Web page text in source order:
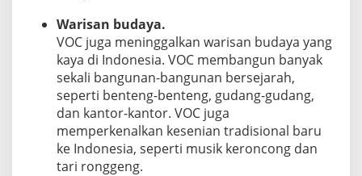
Warisan budaya.
VOC juga meninggalkan warisan budaya yang
kaya di Indonesia. VOC membangun banyak
sekali bangunan-bangunan bersejarah,
seperti benteng-benteng, gudang-gudang,
dan kantor-kantor. VOC juga
memperkenalkan kesenian tradisional baru
ke Indonesia, seperti musik keroncong dan
tari ronggeng.